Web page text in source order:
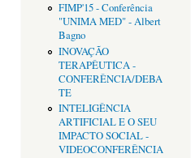
FIMP'15 - Conferência
"UNIMA MED" - Albert
Bagno
INOVAÇÃO
TERAPÊUTICA -
CONFERÊNCIA/DEBA
TE
INTELIGÊNCIA
ARTIFICIAL E O SEU
IMPACTO SOCIAL -
VIDEOCONFERÊNCIA